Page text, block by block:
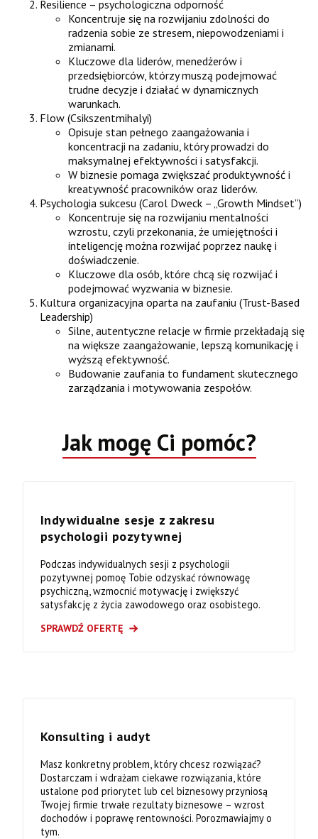
Resilience – psychologiczna odporność
Koncentruje się na rozwijaniu zdolności do
radzenia sobie ze stresem, niepowodzeniami i
zmianami.
Kluczowe dla liderów, menedżerów i
przedsiębiorców, którzy muszą podejmować
trudne decyzje i działać w dynamicznych
warunkach.
Flow (Csikszentmihalyi)
Opisuje stan pełnego zaangażowania i
koncentracji na zadaniu, który prowadzi do
maksymalnej efektywności i satysfakcji.
W biznesie pomaga zwiększać produktywność i
kreatywność pracowników oraz liderów.
Psychologia sukcesu (Carol Dweck – „Growth Mindset”)
Koncentruje się na rozwijaniu mentalności
wzrostu, czyli przekonania, że umiejętności i
inteligencję można rozwijać poprzez naukę i
doświadczenie.
Kluczowe dla osób, które chcą się rozwijać i
podejmować wyzwania w biznesie.
Kultura organizacyjna oparta na zaufaniu (Trust-Based
Leadership)
Silne, autentyczne relacje w firmie przekładają się
na większe zaangażowanie, lepszą komunikację i
wyższą efektywność.
Budowanie zaufania to fundament skutecznego
zarządzania i motywowania zespołów.
Jak mogę Ci pomóc?
Indywidualne sesje z zakresu
psychologii pozytywnej
Podczas indywidualnych sesji z psychologii
pozytywnej pomoę Tobie odzyskać równowagę
psychiczną, wzmocnić motywację i zwiększyć
satysfakcję z życia zawodowego oraz osobistego.
SPRAWDŹ OFERTĘ
Konsulting i audyt
Masz konkretny problem, który chcesz rozwiązać?
Dostarczam i wdrażam ciekawe rozwiązania, które
ustalone pod priorytet lub cel biznesowy przyniosą
Twojej firmie trwałe rezultaty biznesowe – wzrost
dochodów i poprawę rentowności. Porozmawiajmy o
tym.